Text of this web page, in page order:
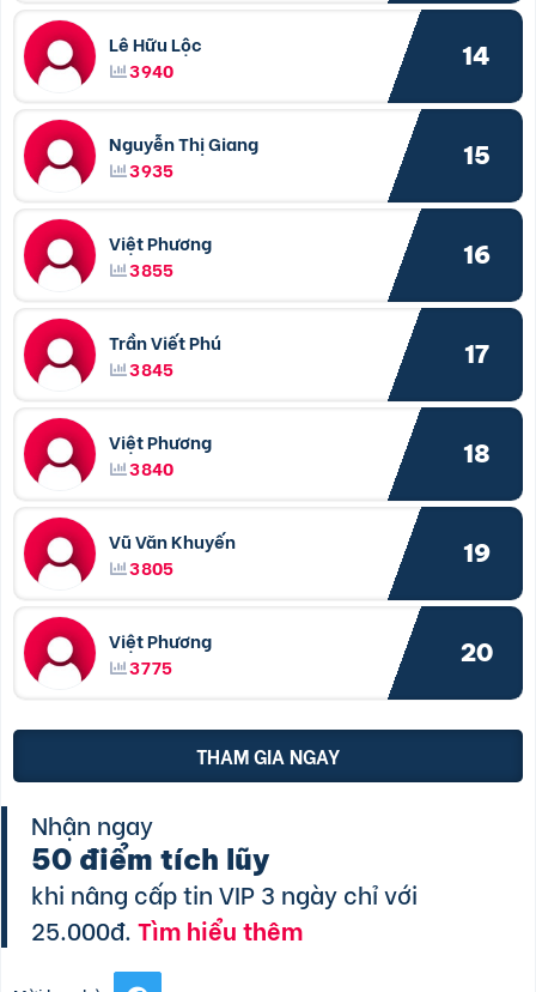
Lê Hữu Lộc
3940
14
Nguyễn Thị Giang
3935
15
Việt Phương
3855
16
Trần Viết Phú
3845
17
Việt Phương
3840
18
Vũ Văn Khuyến
3805
19
Việt Phương
3775
20
THAM GIA NGAY
Nhận ngay
50 điểm tích lũy
khi nâng cấp tin VIP 3 ngày chỉ với
25.000đ.Tìm hiểu thêm